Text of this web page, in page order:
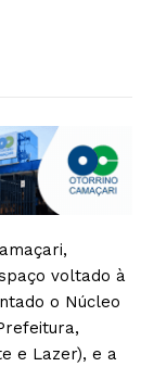
voltado à
o Núcleo
e Lazer), e a